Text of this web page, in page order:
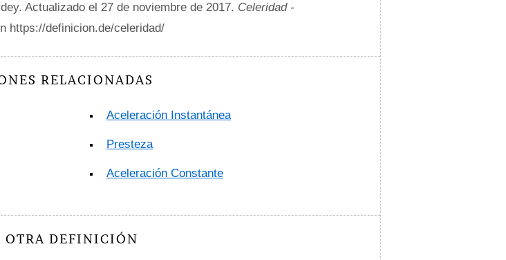
Actualizado el 27 de noviembre de 2017. Celeridad -
https://definicion.de/celeridad/
RELACIONADAS
Aceleración Instantánea
Presteza
Aceleración Constante
OTRA DEFINICIÓN